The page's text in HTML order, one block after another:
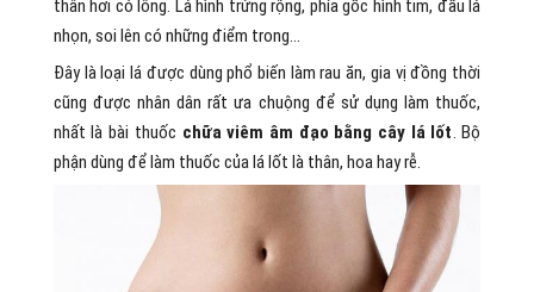
thân hơi có lông. Lá hình trứng rộng, phía gốc hình tim, đầu lá
nhọn, soi lên có những điểm trong…
Đây là loại lá được dùng phổ biến làm rau ăn, gia vị đồng thời
cũng được nhân dân rất ưa chuộng để sử dụng làm thuốc,
nhất là bài thuốc chữa viêm âm đạo bằng cây lá lốt. Bộ
phận dùng để làm thuốc của lá lốt là thân, hoa hay rễ.